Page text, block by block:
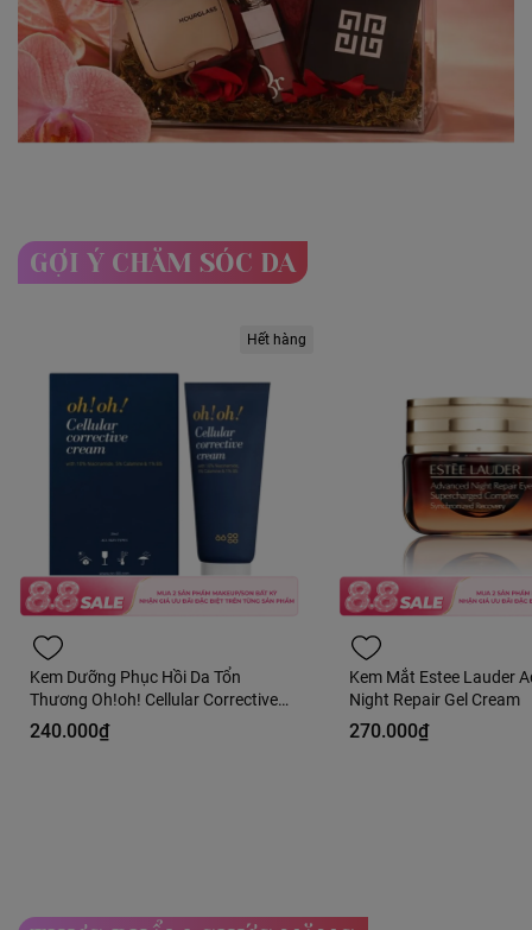
GỢI Ý CHĂM SÓC DA
Hết hàng
Kem Dưỡng Phục Hồi Da Tổn
Thương Oh!oh! Cellular Corrective
Cream 30ml Fullbox - Hàng Công
240.000₫
Kem Mắt Estee Lauder
Night Repair Gel Cream
270.000₫